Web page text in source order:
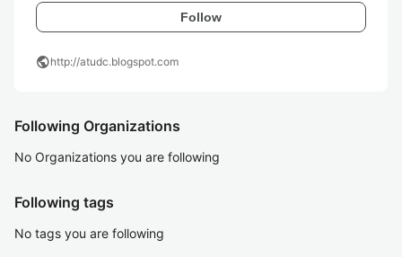
Follow
publichttp://atudc.blogspot.com
Following Organizations
No Organizations you are following
Following tags
No tags you are following